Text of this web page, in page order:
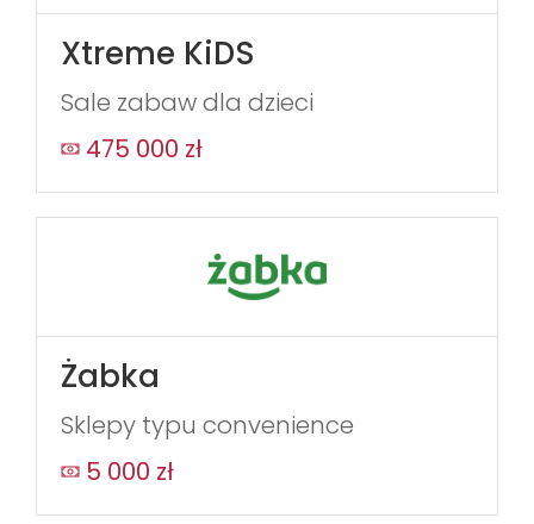
Xtreme KiDS
Sale zabaw dla dzieci
475 000 zł
Żabka
Sklepy typu convenience
5 000 zł